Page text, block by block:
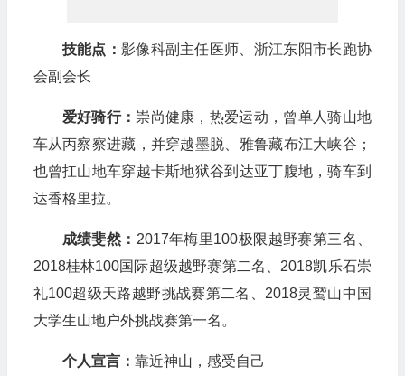
技能点： 影像科副主任医师、浙江东阳市长跑协
会副会长
爱好骑行： 崇尚健康，热爱运动，曾单人骑山地
车从丙察察进藏，并穿越墨脱、雅鲁藏布江大峡谷；
也曾扛山地车穿越卡斯地狱谷到达亚丁腹地，骑车到
达香格里拉。
成绩斐然： 2017年梅里100极限越野赛第三名、
2018桂林100国际超级越野赛第二名、2018凯乐石崇
礼100超级天路越野挑战赛第二名、2018灵鹫山中国
大学生山地户外挑战赛第一名。
个人宣言： 靠近神山，感受自己